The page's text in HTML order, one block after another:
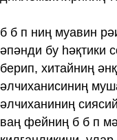
б б п ниң муавин
әпәнди бу һәқтики
берип, хитайниң
әлчиханисиниң
әлчиханиниң сиясий
ваң фейниң б б п